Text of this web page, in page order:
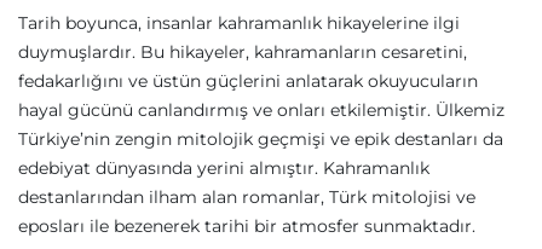
Tarih boyunca, insanlar kahramanlık hikayelerine ilgi
duymuşlardır. Bu hikayeler, kahramanların cesaretini,
fedakarlığını ve üstün güçlerini anlatarak okuyucuların
hayal gücünü canlandırmış ve onları etkilemiştir. Ülkemiz
Türkiye’nin zengin mitolojik geçmişi ve epik destanları da
edebiyat dünyasında yerini almıştır. Kahramanlık
destanlarından ilham alan romanlar, Türk mitolojisi ve
eposları ile bezenerek tarihi bir atmosfer sunmaktadır.